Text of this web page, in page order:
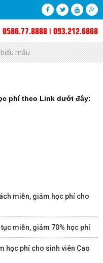
0586.77.8888 | 093.212.6868
mẫu
phí theo Link dưới đây:
miễn, giảm học phí cho
miễn, giảm 70% học phí
học phí cho sinh viên Cao